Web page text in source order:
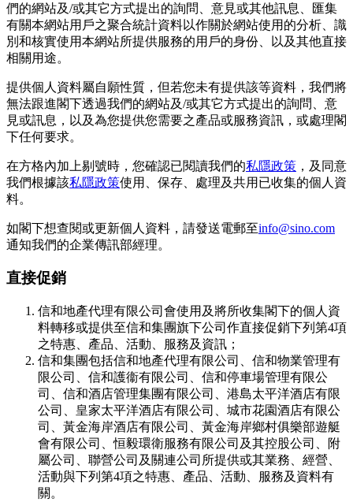
們的網站及/或其它方式提出的詢問、意見或其他訊息、匯集
有關本網站用戶之聚合統計資料以作關於網站使用的分析、識
別和核實使用本網站所提供服務的用戶的身份、以及其他直接
相關用途。
提供個人資料屬自願性質，但若您未有提供該等資料，我們將
無法跟進閣下透過我們的網站及/或其它方式提出的詢問、意
見或訊息，以及為您提供您需要之產品或服務資訊，或處理閣
下任何要求。
在方格內加上剔號時，您確認已閱讀我們的私隱政策 ，及同意
我們根據該私隱政策使用、保存、處理及共用已收集的個人資
料。
如閣下想查閱或更新個人資料，請發送電郵至info@sino.com
通知我們的企業傳訊部經理。
直接促銷
信和地產代理有限公司會使用及將所收集閣下的個人資
料轉移或提供至信和集團旗下公司作直接促銷下列第4項
之特惠、產品、活動、服務及資訊；
信和集團包括信和地產代理有限公司、信和物業管理有
限公司、信和護衞有限公司、信和停車場管理有限公
司、信和酒店管理集團有限公司、港島太平洋酒店有限
公司、皇家太平洋酒店有限公司、城市花園酒店有限公
司、黃金海岸酒店有限公司、黃金海岸鄉村俱樂部遊艇
會有限公司、恒毅環衛服務有限公司及其控股公司、附
屬公司、聯營公司及關連公司所提供或其業務、經營、
活動與下列第4項之特惠、產品、活動、服務及資料有
關。